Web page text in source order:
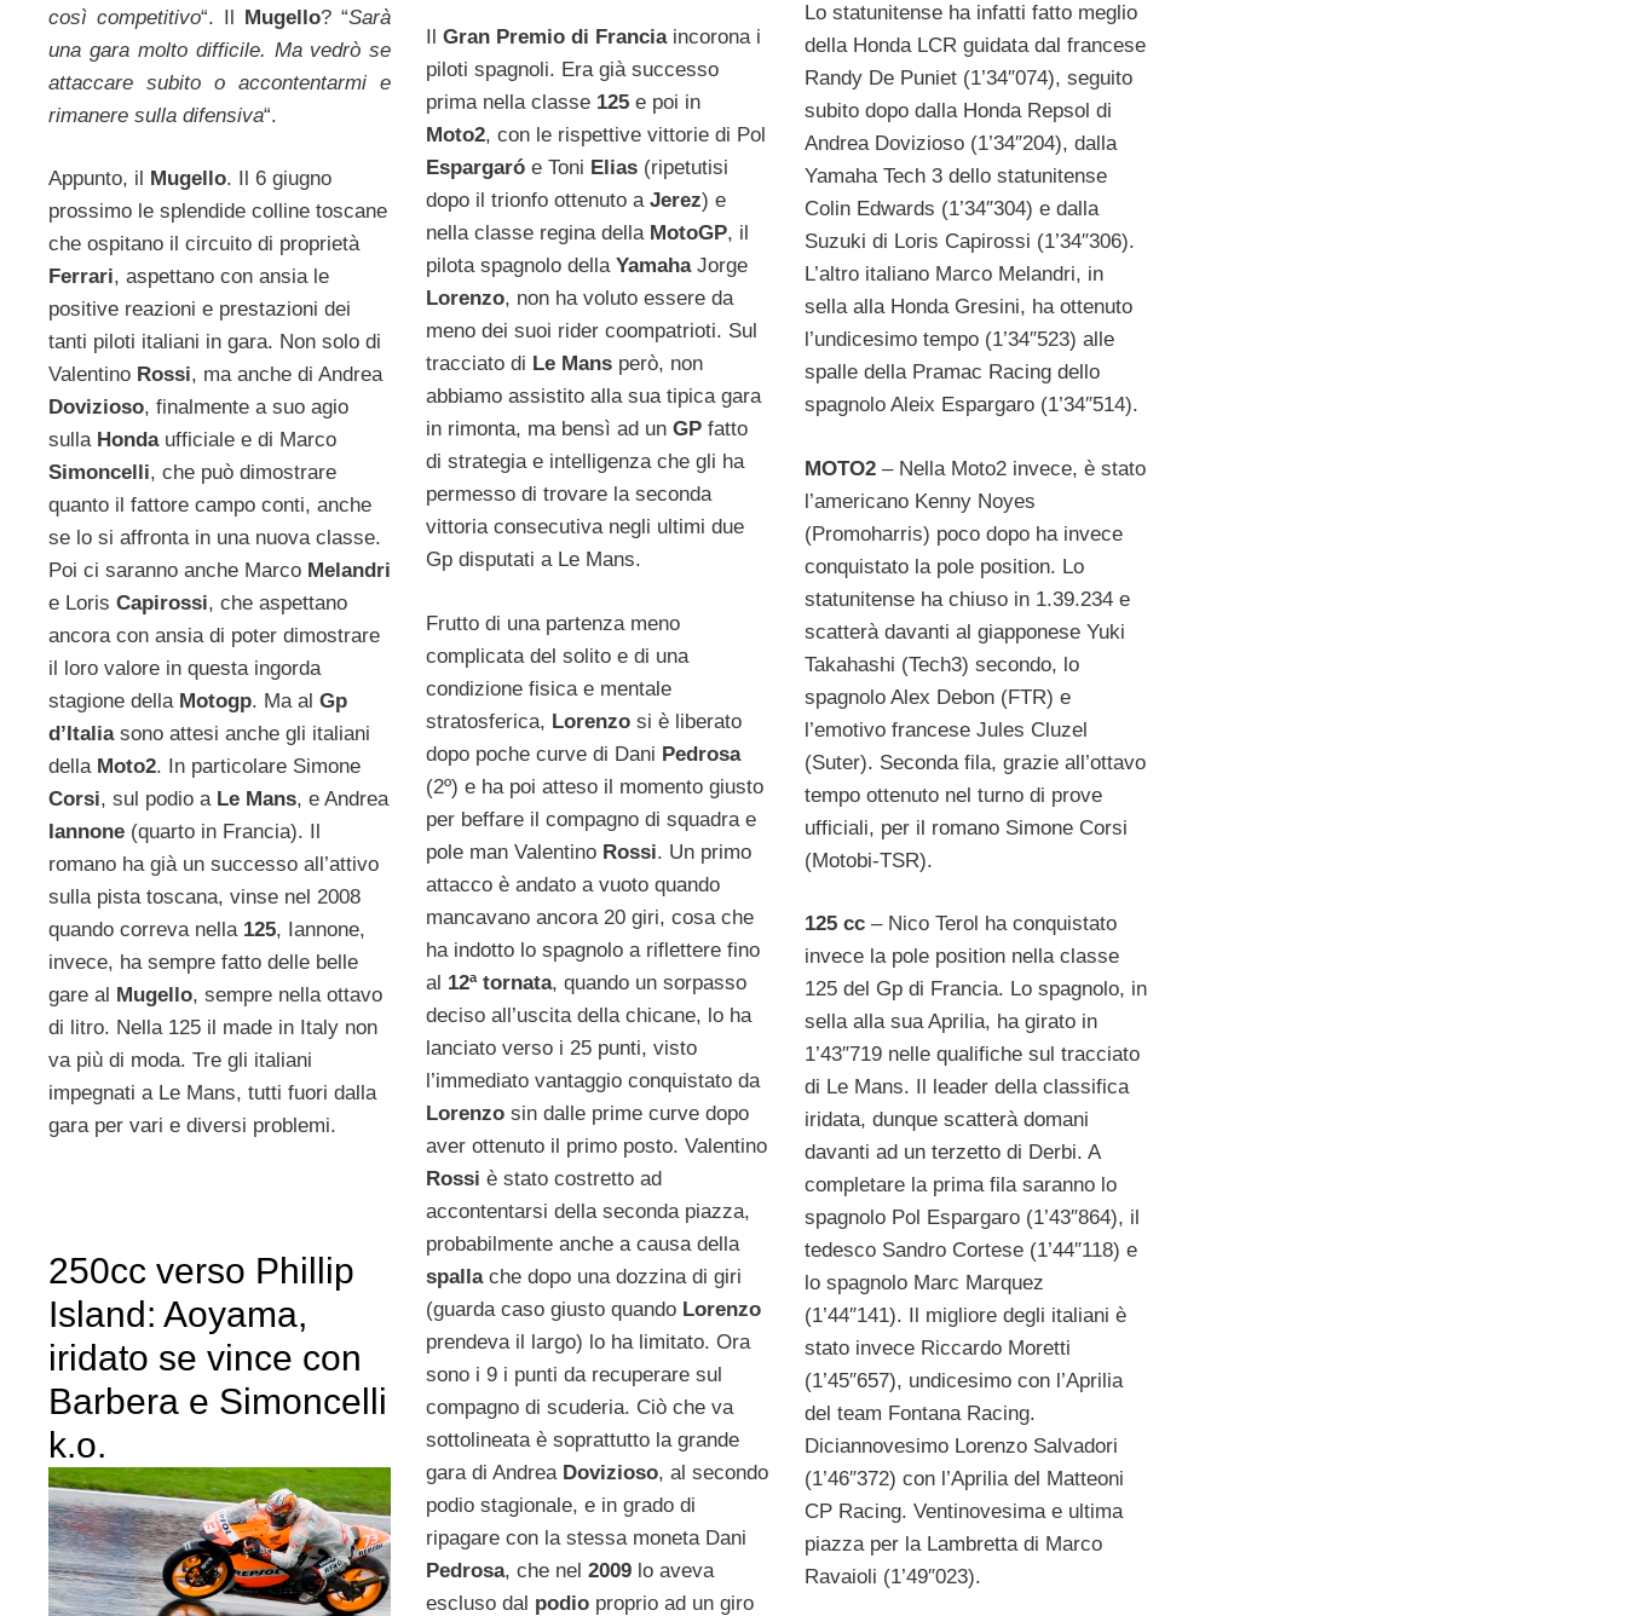
così competitivo“. Il Mugello? “Sarà
una gara molto difficile. Ma vedrò se
attaccare subito o accontentarmi e
rimanere sulla difensiva“.
Appunto, il Mugello. Il 6 giugno
prossimo le splendide colline toscane
che ospitano il circuito di proprietà
Ferrari, aspettano con ansia le
positive reazioni e prestazioni dei
tanti piloti italiani in gara. Non solo di
Valentino Rossi, ma anche di Andrea
Dovizioso, finalmente a suo agio
sulla Honda ufficiale e di Marco
Simoncelli, che può dimostrare
quanto il fattore campo conti, anche
se lo si affronta in una nuova classe.
Poi ci saranno anche Marco Melandri
e Loris Capirossi, che aspettano
ancora con ansia di poter dimostrare
il loro valore in questa ingorda
stagione della Motogp. Ma al Gp
d’Italiasono attesi anche gli italiani
della Moto2. In particolare Simone
Corsi, sul podio a Le Mans, e Andrea
Iannone (quarto in Francia). Il
romano ha già un successo all’attivo
sulla pista toscana, vinse nel 2008
quando correva nella 125, Iannone,
invece, ha sempre fatto delle belle
gare al Mugello, sempre nella ottavo
di litro. Nella 125 il made in Italy non
va più di moda. Tre gli italiani
impegnati a Le Mans, tutti fuori dalla
gara per vari e diversi problemi.
IlGran Premio di Franciaincorona i
piloti spagnoli. Era già successo
prima nella classe 125e poi in
Moto2, con le rispettive vittorie di Pol
Espargaróe Toni Elias (ripetutisi
dopo il trionfo ottenuto aJerez) e
nella classe regina della MotoGP, il
pilota spagnolo dellaYamahaJorge
Lorenzo, non ha voluto essere da
meno dei suoi rider coompatrioti. Sul
tracciato di Le Mans però, non
abbiamo assistito alla sua tipica gara
in rimonta, ma bensì ad unGPfatto
di strategia e intelligenza che gli ha
permesso di trovare la seconda
vittoria consecutiva negli ultimi due
Gp disputati a Le Mans.
Frutto di una partenza meno
complicata del solito e di una
condizione fisica e mentale
stratosferica, Lorenzosi è liberato
dopo poche curve di Dani Pedrosa
(2º) e ha poi atteso il momento giusto
per beffare il compagno di squadra e
pole man Valentino Rossi. Un primo
attacco è andato a vuoto quando
mancavano ancora 20 giri, cosa che
ha indotto lo spagnolo a riflettere fino
al 12ª tornata, quando un sorpasso
deciso all’uscita della chicane, lo ha
lanciato verso i 25 punti, visto
l’immediato vantaggio conquistato da
Lorenzosin dalle prime curve dopo
aver ottenuto il primo posto. Valentino
Rossiè stato costretto ad
accontentarsi della seconda piazza,
probabilmente anche a causa della
spallache dopo una dozzina di giri
(guarda caso giusto quando Lorenzo
prendeva il largo) lo ha limitato. Ora
sono i 9 i punti da recuperare sul
compagno di scuderia. Ciò che va
sottolineata è soprattutto la grande
gara di Andrea Dovizioso, al secondo
podio stagionale, e in grado di
ripagare con la stessa moneta Dani
Pedrosa, che nel2009 lo aveva
escluso dal podio proprio ad un giro
Lo statunitense ha infatti fatto meglio
della Honda LCR guidata dal francese
Randy De Puniet (1’34″074), seguito
subito dopo dalla Honda Repsol di
Andrea Dovizioso (1’34″204), dalla
Yamaha Tech 3 dello statunitense
Colin Edwards (1’34″304) e dalla
Suzuki di Loris Capirossi (1’34″306).
L’altro italiano Marco Melandri, in
sella alla Honda Gresini, ha ottenuto
l’undicesimo tempo (1’34″523) alle
spalle della Pramac Racing dello
spagnolo Aleix Espargaro (1’34″514).
MOTO2– Nella Moto2 invece, è stato
l’americano Kenny Noyes
(Promoharris) poco dopo ha invece
conquistato la pole position. Lo
statunitense ha chiuso in 1.39.234 e
scatterà davanti al giapponese Yuki
Takahashi (Tech3) secondo, lo
spagnolo Alex Debon (FTR) e
l’emotivo francese Jules Cluzel
(Suter). Seconda fila, grazie all’ottavo
tempo ottenuto nel turno di prove
ufficiali, per il romano Simone Corsi
(Motobi-TSR).
125 cc– Nico Terol ha conquistato
invece la pole position nella classe
125 del Gp di Francia. Lo spagnolo, in
sella alla sua Aprilia, ha girato in
1’43″719 nelle qualifiche sul tracciato
di Le Mans. Il leader della classifica
iridata, dunque scatterà domani
davanti ad un terzetto di Derbi. A
completare la prima fila saranno lo
spagnolo Pol Espargaro (1’43″864), il
tedesco Sandro Cortese (1’44″118) e
lo spagnolo Marc Marquez
(1’44″141). Il migliore degli italiani è
stato invece Riccardo Moretti
(1’45″657), undicesimo con l’Aprilia
del team Fontana Racing.
Diciannovesimo Lorenzo Salvadori
(1’46″372) con l’Aprilia del Matteoni
CP Racing. Ventinovesima e ultima
piazza per la Lambretta di Marco
Ravaioli (1’49″023).
250cc verso Phillip
Island: Aoyama,
iridato se vince con
Barbera e Simoncelli
k.o.